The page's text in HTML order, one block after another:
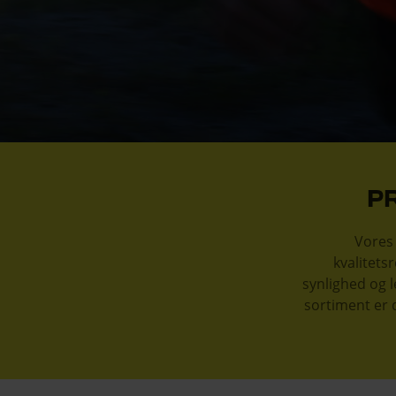
synlighed og
sortiment er